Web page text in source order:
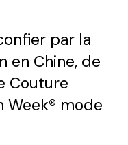
par la
en Chine, de
Couture
Week® mode